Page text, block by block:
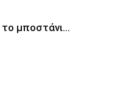
το μποστάνι…